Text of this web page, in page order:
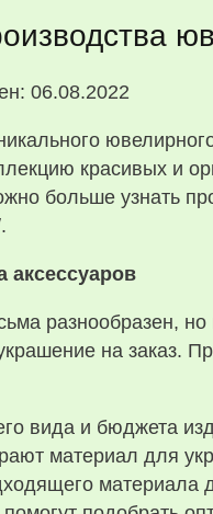
06.08.2022
красивых и
больше узнать
аксессуаров
разнообразен,
на заказ.
вида и бюджета
материал для
материала